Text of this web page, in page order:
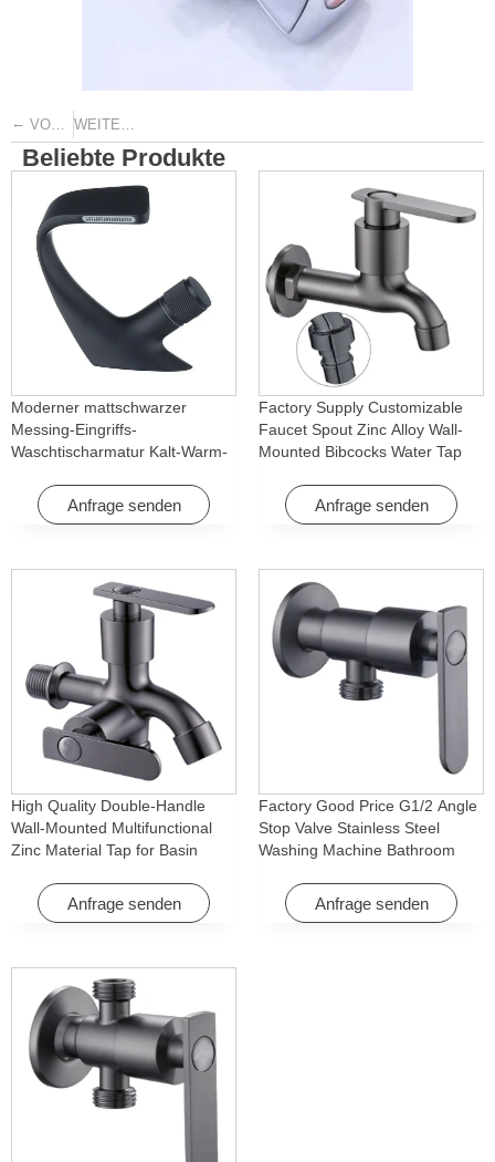
← VORHERIGE WEITER
Beliebte Produkte
Moderner mattschwarzer
Messing-Eingriffs-
Waschtischarmatur Kalt-Warm-
Hotel & Wohnung
Anfrage senden
Factory Supply Customizable
Faucet Spout Zinc Alloy Wall-
Mounted Bibcocks Water Tap
Anfrage senden
High Quality Double-Handle
Wall-Mounted Multifunctional
Zinc Material Tap for Basin
Homes
Anfrage senden
Factory Good Price G1/2 Angle
Stop Valve Stainless Steel
Washing Machine Bathroom
Apartments & Hotels
Anfrage senden